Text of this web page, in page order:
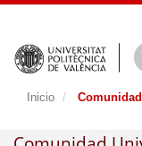
Inicio